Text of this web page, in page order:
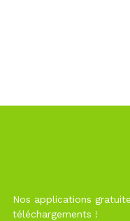
Nos applications
téléchargements !